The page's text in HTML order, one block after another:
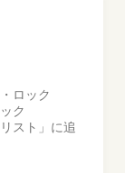
ロック
ク
スト」に追